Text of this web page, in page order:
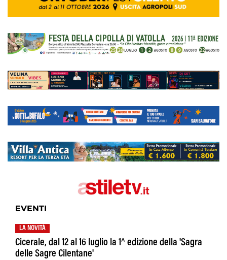
EVENTI
LA NOVITÀ
Cicerale, dal 12 al 16 luglio la 1^ edizione della 'Sagra
delle Sagre Cilentane'